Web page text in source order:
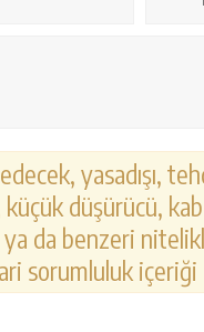
yasadışı,
küçük düşürücü,
ya da benzeri
sorumluluk